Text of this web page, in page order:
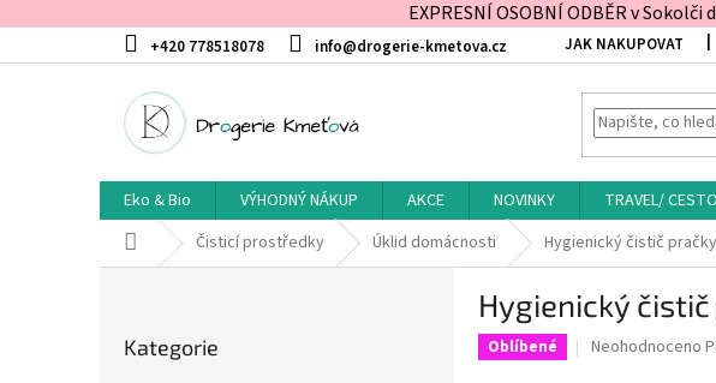
EXPRESNÍ OSOBNÍ ODBĚR v
na
+420 778518078 info@drogerie-kmetova.cz JAK NAKUPOVAT
Eko & Bio VÝHODNÝ NÁKUP AKCE NOVINKY TRAVEL/
Domů Čisticí prostředky Úklid domácnosti Hygienický čistič
kategorie
Kategorie
Hygienický
Oblíbené
Průměrné
Neohodnoceno